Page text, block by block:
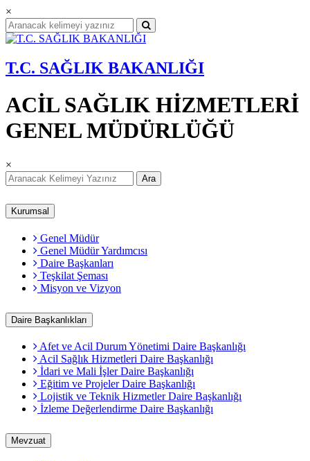
×
T.C. SAĞLIK BAKANLIĞI
ACİL SAĞLIK HİZMETLERİ
GENEL MÜDÜRLÜĞÜ
×
Ara
Kurumsal
Genel Müdür
Genel Müdür Yardımcısı
Daire Başkanları
Teşkilat Şeması
Misyon ve Vizyon
Daire Başkanlıkları
Afet ve Acil Durum Yönetimi Daire Başkanlığı
Acil Sağlık Hizmetleri Daire Başkanlığı
İdari ve Mali İşler Daire Başkanlığı
Eğitim ve Projeler Daire Başkanlığı
Lojistik ve Teknik Hizmetler Daire Başkanlığı
İzleme Değerlendirme Daire Başkanlığı
Mevzuat